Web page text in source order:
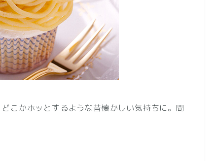
こかホッとするような昔懐かしい気持ちに。間